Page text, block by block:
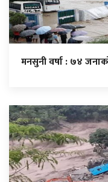
मनसुनी वर्षा : ७४